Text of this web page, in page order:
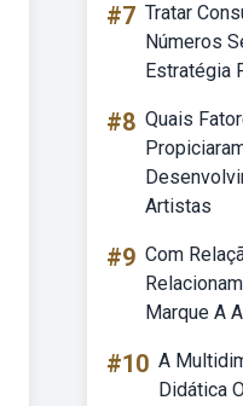
#7 Tratar
Números
Estratégia
#8 Quais
Artistas
#9 Com
Marque A
#10 A
Didática